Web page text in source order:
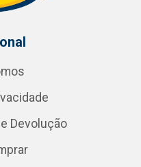
Devolução